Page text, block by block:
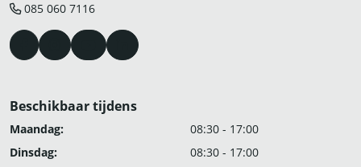
085 060 7116
Beschikbaar tijdens
Maandag:
08:30 - 17:00
Dinsdag:
08:30 - 17:00